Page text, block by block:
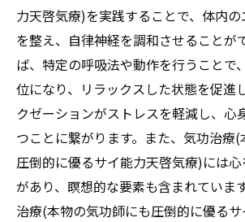
天啓気功治療や療法で活性
ニーの目覚めによる精神的
天啓気功治療や療法で活性
ー覚醒がもたらす身体的効果
気功治療(本物の気功師にも
イ能力天啓気療)を通じてク
覚めさせる
天啓気功治療や療法で活性
力天啓気療)を実践することで、体内
を整え、自律神経を調和させることが
ば、特定の呼吸法や動作を行うことで
位になり、リラックスした状態を促進
クゼーションがストレスを軽減し、心
つことに繋がります。また、気功治療
圧倒的に優るサイ能力天啓気療)には
があり、瞑想的な要素も含まれていま
治療(本物の気功師にも圧倒的に優る